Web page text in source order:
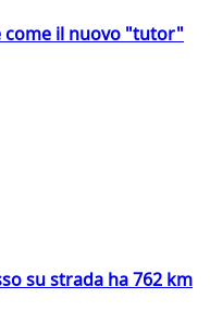
come il nuovo "tutor"
su strada ha 762 km